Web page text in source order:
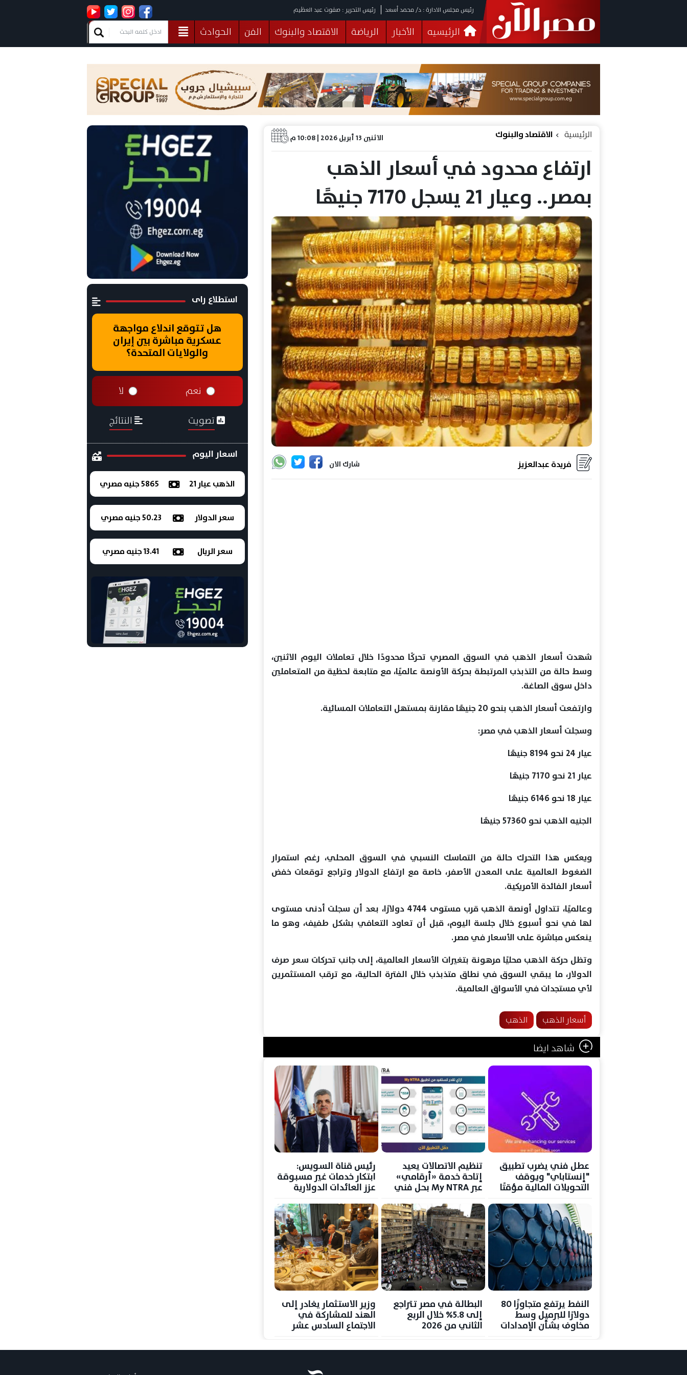
رئيس مجلس الادارة : د/ محمد أسعد رئيس التحرير : صفوت عبد العظيم
الرئيسيه الأخبار الرياضة الاقتصاد والبنوك الفن
الحوادث
فيديوهات
البرلمان صحة الثقافة خدمات منوعات
الاثنين 13 أبريل 2026 | 10:08 م الرئيسية الاقتصاد والبنوك
ارتفاع محدود في أسعار الذهب
بمصر.. وعيار 21 يسجل 7170 جنيهًا
شارك الان فريدة عبدالعزيز
شهدت أسعار الذهب في السوق المصري تحركًا محدودًا خلال تعاملات اليوم الاثنين،
وسط حالة من التذبذب المرتبطة بحركة الأونصة عالميًا، مع متابعة لحظية من المتعاملين
داخل سوق الصاغة.
وارتفعت أسعار الذهب بنحو 20 جنيهًا مقارنة بمستهل التعاملات المسائية.
وسجلت أسعار الذهب في مصر:
عيار 24 نحو 8194 جنيهًا
عيار 21 نحو 7170 جنيهًا
عيار 18 نحو 6146 جنيهًا
الجنيه الذهب نحو 57360 جنيهًا
ويعكس هذا التحرك حالة من التماسك النسبي في السوق المحلي، رغم استمرار
الضغوط العالمية على المعدن الأصفر، خاصة مع ارتفاع الدولار وتراجع توقعات خفض
أسعار الفائدة الأمريكية.
وعالميًا، تتداول أونصة الذهب قرب مستوى 4744 دولارًا، بعد أن سجلت أدنى مستوى
لها في نحو أسبوع خلال جلسة اليوم، قبل أن تعاود التعافي بشكل طفيف، وهو ما
ينعكس مباشرة على الأسعار في مصر.
وتظل حركة الذهب محليًا مرهونة بتغيرات الأسعار العالمية، إلى جانب تحركات سعر صرف
الدولار، ما يبقي السوق في نطاق متذبذب خلال الفترة الحالية، مع ترقب المستثمرين
لأي مستجدات في الأسواق العالمية.
أسعار الذهب الذهب
شاهد ايضا
عطل فني يضرب تطبيق
"إنستاباي" ويوقف
التحويلات المالية مؤقتًا
تنظيم الاتصالات يعيد
إتاحة خدمة «أرقامي»
عبر My NTRA بحل فني
المستخدمين
رئيس قناة السويس:
ابتكار خدمات غير مسبوقة
عزز العائدات الدولارية
النفط يرتفع متجاوزًا 80
دولارًا للبرميل وسط
مخاوف بشأن الإمدادات
البطالة في مصر تتراجع
إلى 5.8% خلال الربع
الثاني من 2026
وزير الاستثمار يغادر إلى
الهند للمشاركة في
الاجتماع السادس عشر
«بريكس»
استطلاع راى
هل تتوقع اندلاع مواجهة
عسكرية مباشرة بين إيران
والولايات المتحدة؟
نعم لا
تصويت النتائج
اسعار اليوم
الذهب عيار 21 5865 جنيه مصري
سعر الدولار 50.23 جنيه مصري
سعر الريال 13.41 جنيه مصري